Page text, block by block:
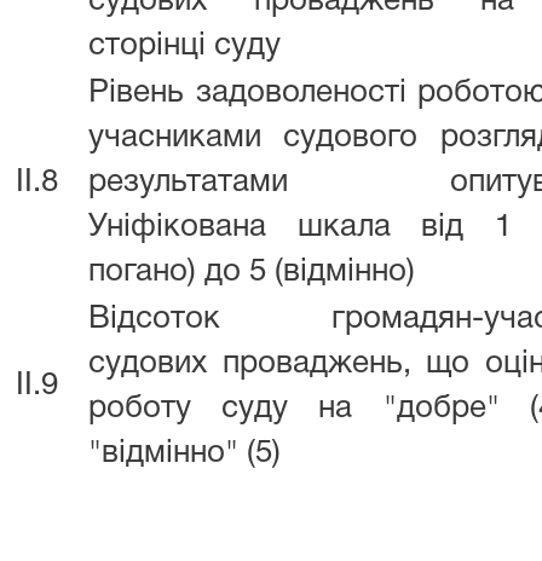
сторінці суду
II.8
Рівень задоволеності
учасниками судового
результатами
Уніфікована шкала від 1
погано) до 5 (відмінно)
II.9
Відсоток громадян-
судових проваджень, що
роботу суду на "добре"
"відмінно" (5)